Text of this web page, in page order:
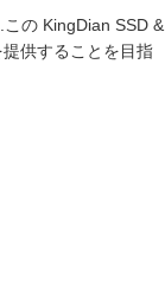
の KingDian SSD &
供することを目指